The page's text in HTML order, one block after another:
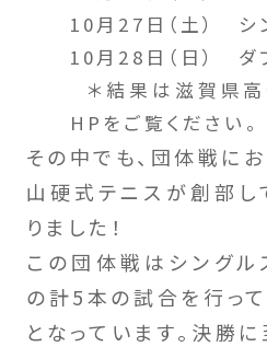
10月27日（土） シ
10月28日（日） ダ
＊結果は滋賀県
HPをご覧ください。
その中でも、団体戦に
山硬式テニスが創部し
りました！
この団体戦はシングル
の計5本の試合を行っ
となっています。決勝